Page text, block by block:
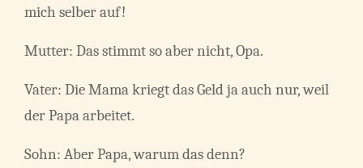
mich selber auf!
Mutter: Das stimmt so aber nicht, Opa.
Vater: Die Mama kriegt das Geld ja auch nur, weil
der Papa arbeitet.
Sohn: Aber Papa, warum das denn?